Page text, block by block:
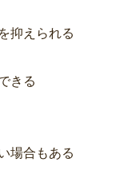
抑えられる
きる
場合もある